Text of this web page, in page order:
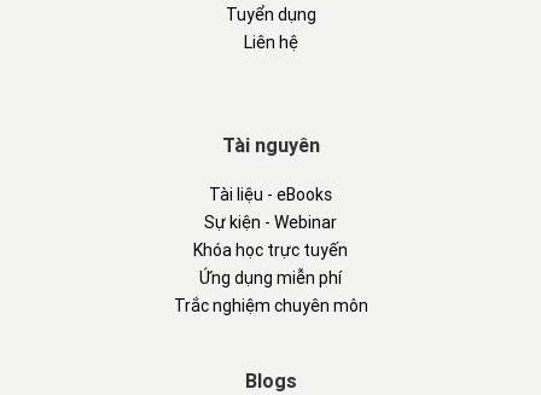
Tuyển dụng
Liên hệ
Tài nguyên
Tài liệu - eBooks
Sự kiện - Webinar
Khóa học trực tuyến
Ứng dụng miễn phí
Trắc nghiệm chuyên môn
Blogs